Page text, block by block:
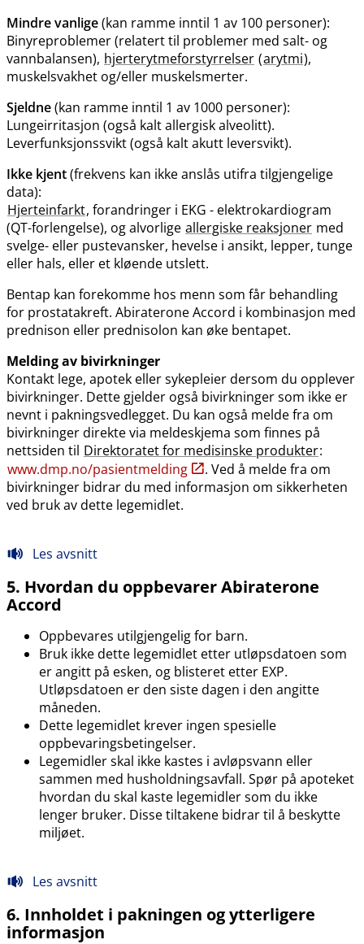
Mindre vanlige(kan ramme inntil 1 av 100 personer):
Binyreproblemer (relatert til problemer med salt- og
vannbalansen), hjerterytmeforstyrrelser (arytmi),
muskelsvakhet og​/​eller muskelsmerter.
Sjeldne(kan ramme inntil 1 av 1000 personer):
Lungeirritasjon (også kalt allergisk alveolitt).
Leverfunksjonssvikt (også kalt akutt leversvikt).
Ikke kjent(frekvens kan ikke anslås utifra tilgjengelige
data):
Hjerteinfarkt, forandringer i EKG - elektrokardiogram
(QT-forlengelse), og alvorlige allergiske reaksjoner med
svelge- eller pustevansker, hevelse i ansikt, lepper, tunge
eller hals, eller et kløende utslett.
Bentap kan forekomme hos menn som får behandling
for prostatakreft. Abiraterone Accord i kombinasjon med
prednison eller prednisolon kan øke bentapet.
Melding av bivirkninger
Kontakt lege, apotek eller sykepleier dersom du opplever
bivirkninger. Dette gjelder også bivirkninger som ikke er
nevnt i pakningsvedlegget. Du kan også melde fra om
bivirkninger direkte via meldeskjema som finnes på
nettsiden til Direktoratet for medisinske produkter:
www.dmp.no​/​pasientmelding
. Ved å melde fra om
bivirkninger bidrar du med informasjon om sikkerheten
ved bruk av dette legemidlet.
Les avsnitt
5. Hvordan du oppbevarer Abiraterone
Accord
Oppbevares utilgjengelig for barn.
Bruk ikke dette legemidlet etter utløpsdatoen som
er angitt på esken, og blisteret etter EXP.
Utløpsdatoen er den siste dagen i den angitte
måneden.
Dette legemidlet krever ingen spesielle
oppbevaringsbetingelser.
Legemidler skal ikke kastes i avløpsvann eller
sammen med husholdningsavfall. Spør på apoteket
hvordan du skal kaste legemidler som du ikke
lenger bruker. Disse tiltakene bidrar til å beskytte
miljøet.
Les avsnitt
6. Innholdet i pakningen og ytterligere
informasjon